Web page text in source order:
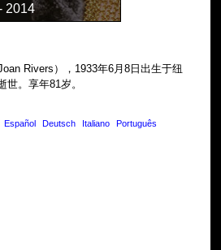
2014
Rivers），1933年6月8日出生于纽
世。享年81岁。
Español Deutsch Italiano Português